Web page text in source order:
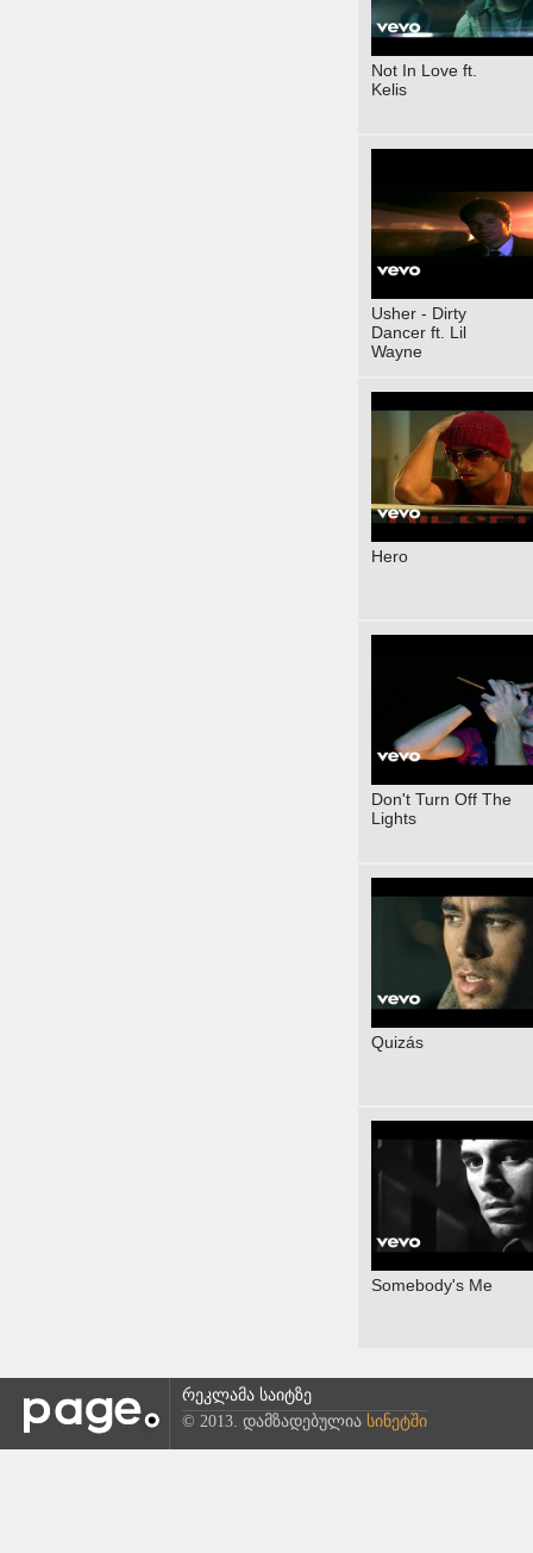
Not In Love ft.
Kelis
Usher - Dirty
Dancer ft. Lil
Wayne
Hero
Don't Turn Off The
Lights
Quizás
Somebody's Me
რეკლამა საიტზე
© 2013. დამზადებულია სინეტში